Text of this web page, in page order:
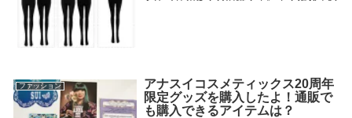
ファッション
アナスイコスメティックス20周年
限定グッズを購入したよ！通販で
も購入できるアイテムは？